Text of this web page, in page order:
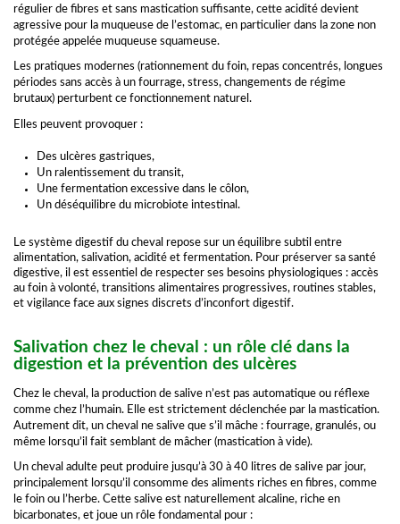
régulier de fibres et sans mastication suffisante, cette acidité devient
agressive pour la muqueuse de l’estomac, en particulier dans la zone non
protégée appelée muqueuse squameuse.
Les pratiques modernes (rationnement du foin, repas concentrés, longues
périodes sans accès à un fourrage, stress, changements de régime
brutaux) perturbent ce fonctionnement naturel.
Elles peuvent provoquer :
Des ulcères gastriques,
Un ralentissement du transit,
Une fermentation excessive dans le côlon,
Un déséquilibre du microbiote intestinal.
Le système digestif du cheval repose sur un équilibre subtil entre
alimentation, salivation, acidité et fermentation. Pour préserver sa santé
digestive, il est essentiel de respecter ses besoins physiologiques : accès
au foin à volonté, transitions alimentaires progressives, routines stables,
et vigilance face aux signes discrets d’inconfort digestif.
Salivation chez le cheval : un rôle clé dans la
digestion et la prévention des ulcères
Chez le cheval, la production de salive n’est pas automatique ou réflexe
comme chez l’humain. Elle est strictement déclenchée par la mastication.
Autrement dit, un cheval ne salive que s’il mâche : fourrage, granulés, ou
même lorsqu’il fait semblant de mâcher (mastication à vide).
Un cheval adulte peut produire jusqu’à 30 à 40 litres de salive par jour,
principalement lorsqu’il consomme des aliments riches en fibres, comme
le foin ou l’herbe. Cette salive est naturellement alcaline, riche en
bicarbonates, et joue un rôle fondamental pour :